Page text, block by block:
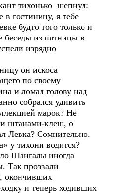
тихонько шепнул:
гостиницу, я тебе
будто того только и
беседы из пятницы в
изрядно
он искоса
по своему
и ломал голову над
собрался удивить
марок? Не
штанами-клеш, о
Левка? Сомнительно.
у тихони водится?
Шангалы иногда
Так прозвали
окончивших
и теперь ходивших